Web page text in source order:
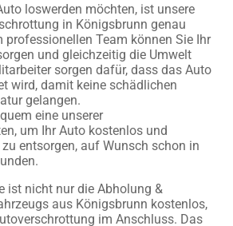
loswerden möchten, ist unsere
in Königsbrunn genau
professionellen Team können Sie Ihr
und gleichzeitig die Umwelt
sorgen dafür, dass das Auto
wird, damit keine schädlichen
gelangen.
eine unserer
um Ihr Auto kostenlos und
entsorgen, auf Wunsch schon in
ist nicht nur die Abholung &
aus Königsbrunn kostenlos,
im Anschluss. Das